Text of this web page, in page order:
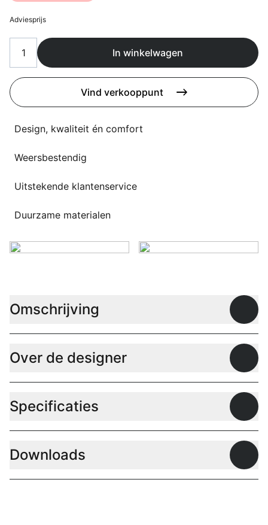
Flagship stores
Contact
3D modellen
Support
Adviesprijs
In winkelwagen
Vind verkooppunt
Design, kwaliteit én comfort
Weersbestendig
Uitstekende klantenservice
Duurzame materialen
Omschrijving
Over de designer
Specificaties
Downloads